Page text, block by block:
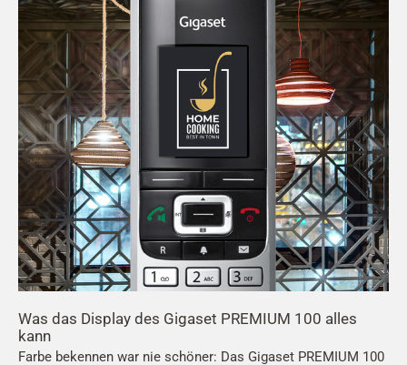
Was das Display des Gigaset PREMIUM 100 alles
kann
Farbe bekennen war nie schöner: Das Gigaset PREMIUM 100